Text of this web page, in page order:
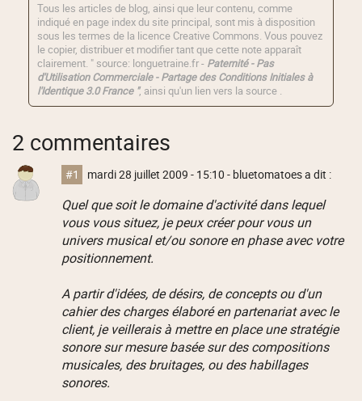
Tous les articles de blog, ainsi que leur contenu, comme
indiqué en page index du site principal, sont mis à disposition
sous les termes de la licence Creative Commons. Vous pouvez
le copier, distribuer et modifier tant que cette note apparaît
clairement. " source: longuetraine.fr - Paternité - Pas
d'Utilisation Commerciale - Partage des Conditions Initiales à
l'Identique 3.0 France ", ainsi qu'un lien vers la source .
2 commentaires
#1 mardi 28 juillet 2009 - 15:10 - bluetomatoes a dit :
Quel que soit le domaine d'activité dans lequel
vous vous situez, je peux créer pour vous un
univers musical et/ou sonore en phase avec votre
positionnement.
A partir d'idées, de désirs, de concepts ou d'un
cahier des charges élaboré en partenariat avec le
client, je veillerais à mettre en place une stratégie
sonore sur mesure basée sur des compositions
musicales, des bruitages, ou des habillages
sonores.